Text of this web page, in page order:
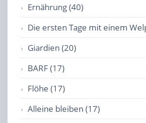
Ernährung (40)
Die ersten Tage mit einem
Giardien (20)
BARF (17)
Flöhe (17)
Alleine bleiben (17)